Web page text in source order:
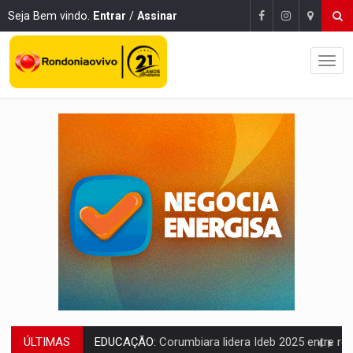
Seja Bem vindo. Entrar / Assinar
ÚLTIMAS COMPETIÇÕES:Joer 2026 inicia fases regionais e reúne mais de 7,3